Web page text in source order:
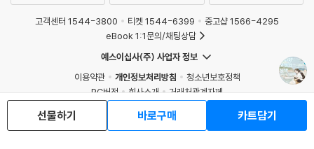
선물하기 바로구매 카트담기
고객센터 1544-3800 티켓 1544-6399
중고샵 1566-4295
eBook 1:1문의/채팅상담
예스이십사(주) 사업자 정보
이용약관
개인정보처리방침
청소년보호정책
PC버전
회사소개
거래처관계자께